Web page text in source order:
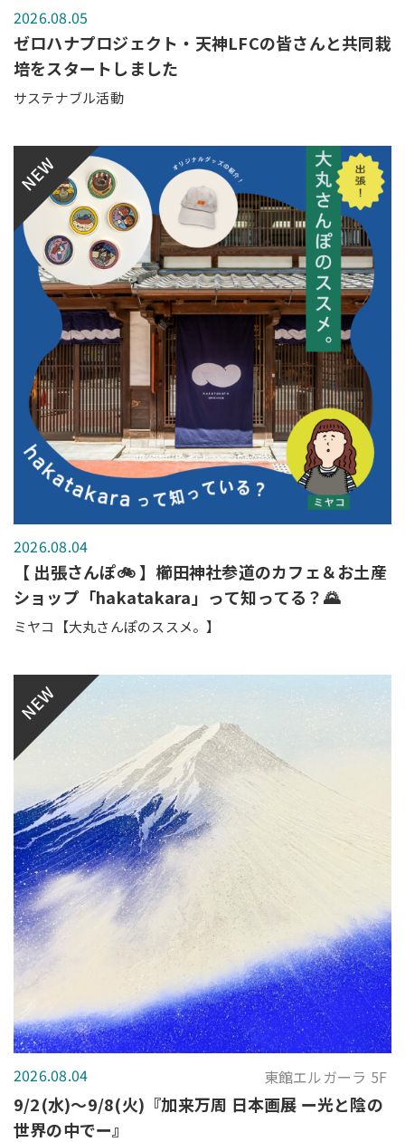
2026.08.05
ゼロハナプロジェクト・天神LFCの皆さんと共同栽
培をスタートしました
サステナブル活動
NEW
2026.08.04
【 出張さんぽ🚲 】櫛田神社参道のカフェ＆お土産
ショップ「hakatakara」って知ってる？🌄
ミヤコ【大丸さんぽのススメ。】
NEW
2026.08.04 東館エルガーラ 5F
9/2(水)～9/8(火)『加来万周 日本画展 ー光と陰の
世界の中でー』